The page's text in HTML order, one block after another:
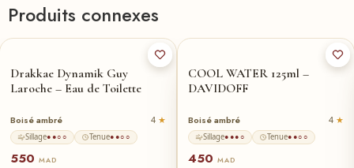
éternelles » Calvin Klein. Les notes fraîches et toniques
de la fragrance Eternity for men symbolisent l’idéal de
l’amour éternel. Eternity for men : un accord classique et
frais de notes florales masculines, vertes de senteurs
boisées.
Pour plus des parfums Aromatique Fougère au meilleurs
prix au Maroc voir notre collection FAMILLE
/AROMATIQUE.
Produits connexes
Drakkae Dynamik Guy
Laroche – Eau de Toilette
Boisé ambré 4
Sillage●●○○ Tenue●●○○
550 MAD
COOL WATER 125ml –
DAVIDOFF
Boisé ambré 4
Sillage●●●○ Tenue●●○○
450 MAD